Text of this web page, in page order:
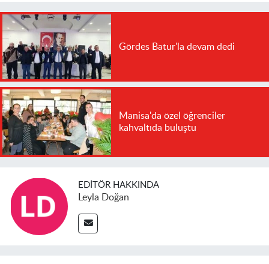
Gördes Batur'la devam dedi
Manisa'da özel öğrenciler
kahvaltıda buluştu
EDITÖR HAKKINDA
Leyla Doğan